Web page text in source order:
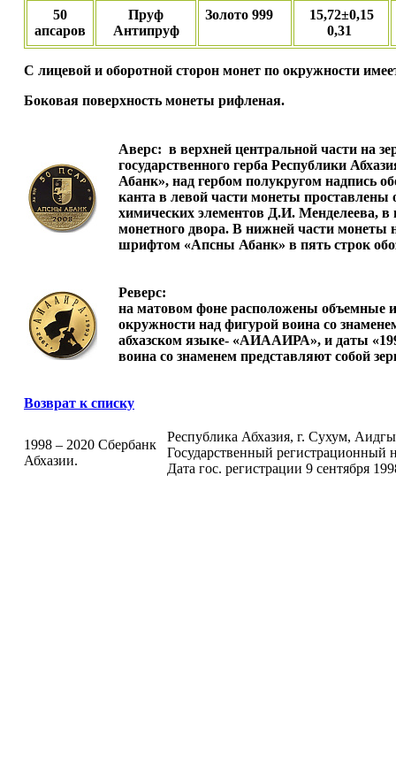
50
апсаров
Пруф
Антипруф
Золото 999
15,72±0,15
0,31
С лицевой и оборотной сторон монет по окружности
Боковая поверхность монеты рифленая.
Аверс: в верхней центральной части на
государственного герба Республики
Абанк», над гербом полукругом надпись
канта в левой части монеты проставлены
химических элементов Д.И. Менделеева,
монетного двора. В нижней части
шрифтом «Апсны Абанк» в пять строк
Реверс:
на матовом фоне расположены объемные
окружности над фигурой воина со
абхазском языке- «АИААИРА», и даты
воина со знаменем представляют собой
Возврат к списку
1998 – 2020 Сбербанк
Абхазии.
Республика Абхазия, г. Сухум,
Государственный регистрационный
Дата гос. регистрации 9 сентября